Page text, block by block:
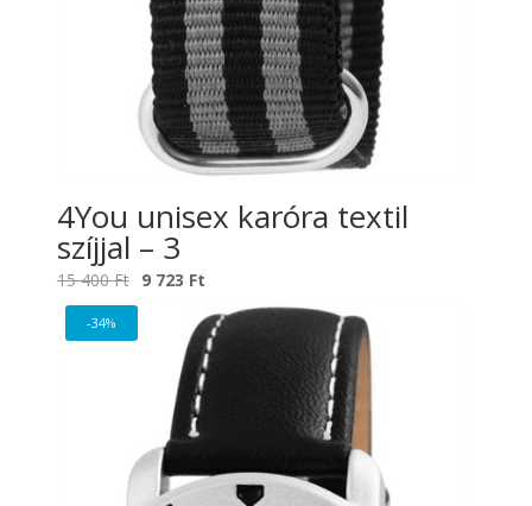
4You unisex karóra textil
szíjjal – 3
15 400Ft Original
price
400 Ft.
9 723 Ft
price
is:
9
-34%